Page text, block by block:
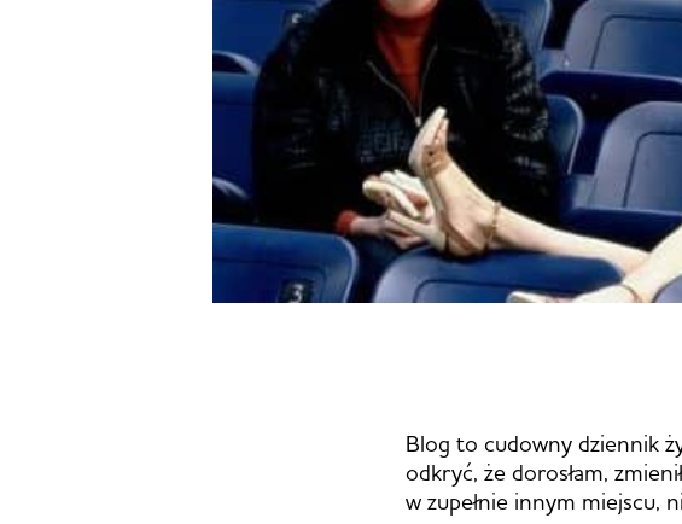
Blog to cudowny dziennik
odkryć, że dorosłam,
w zupełnie innym miejscu,